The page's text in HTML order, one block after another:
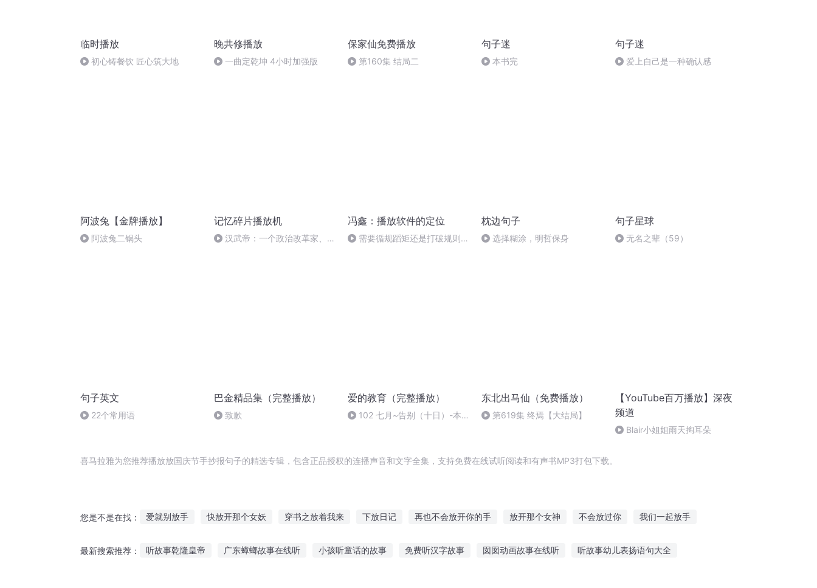
临时播放
初心铸餐饮 匠心筑大地
晚共修播放
一曲定乾坤 4小时加强版
保家仙免费播放
第160集 结局二
句子迷
本书完
句子迷
爱上自己是一种确认感
阿波兔【金牌播放】
阿波兔二锅头
记忆碎片播放机
汉武帝：一个政治改革家、文
冯鑫：播放软件的定位
需要循规蹈矩还是打破规则？
枕边句子
选择糊涂，明哲保身
句子星球
无名之辈（59）
句子英文
22个常用语
巴金精品集（完整播放）
致歉
爱的教育（完整播放）
102 七月~告别（十日）-本
东北出马仙（免费播放）
第619集 终焉【大结局】
【YouTube百万播放】深夜
频道
Blair小姐姐雨天掏耳朵
喜马拉雅为您推荐播放放国庆节手抄报句子的精选专辑，包含正品授权的连播声音和文字全集，支持免费在线试听阅读和有声书MP3打包下载。
您是不是在找： 爱就别放手 快放开那个女妖 穿书之放着我来 下放日记 再也不会放开你的手 放开那个女神 不会放过你 我们一起放手
最新搜索推荐： 听故事乾隆皇帝 广东蟑螂故事在线听 小孩听童话的故事 免费听汉字故事 囡囡动画故事在线听 听故事幼儿表扬语句大全